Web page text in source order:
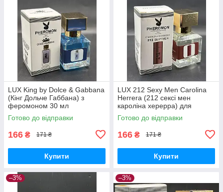
LUX King by Dolce & Gabbana
(Кінг Дольче Габбана) з
феромоном 30 мл
Готово до відправки
166 ₴ 171 ₴
Купити
LUX 212 Sexy Men Carolina
Herrera (212 сексі мен
кароліна херерра) для
чоловіків з феромоном 30 мл
Готово до відправки
166 ₴ 171 ₴
Купити
–3% –3%